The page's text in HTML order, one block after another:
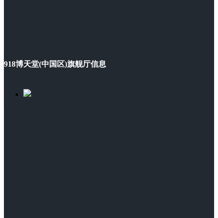
918博天堂(中国区)旗舰厅信息